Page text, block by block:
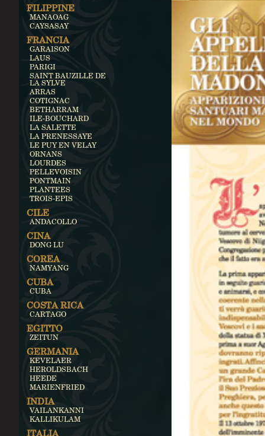
FILIPPINE
MANAOAG
CAYSASAY
FRANCIA
GARAISON
LAUS
PARIGI
SAINT BAUZILLE DE
LA SYLVE
ARRAS
COTIGNAC
BETHARRAM
ILE-BOUCHARD
LA SALETTE
LA PRENESSAYE
LE PUY EN VELAY
ORNANS
LOURDES
PELLEVOISIN
PONTMAIN
PLANTEES
TROIS-EPIS
CILE
ANDACOLLO
CINA
DONG LU
COREA
NAMYANG
CUBA
CUBA
COSTA RICA
CARTAGO
EGITTO
ZEITUN
GERMANIA
KEVELAER
HEROLDSBACH
HEEDE
MARIENFRIED
INDIA
VAILANKANNI
KALLIKULAM
ITALIA